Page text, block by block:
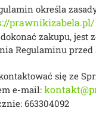
określa
prawnikizabela.pl/
zakupu, jest
Regulaminu
się ze
e-mail:
663304092